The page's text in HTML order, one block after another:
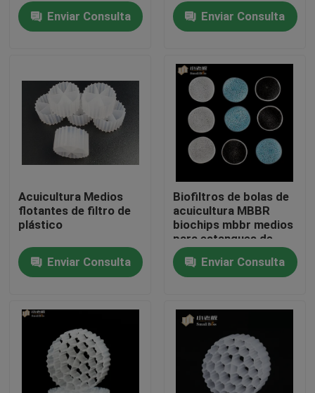
Productos
Viaje de la fábrica
Control de calidad
Éntrenos en contacto con
El blog
Medios de filtro MBBR
Bio medios de MBBR
filtro K5
Enviar Consulta
duración
Enviar Consulta
Acuicultura Medios
flotantes de filtro de
plástico
Enviar Consulta
Biofiltros de bolas de
acuicultura MBBR
biochips mbbr medios
para estanques de
peces koi
Enviar Consulta